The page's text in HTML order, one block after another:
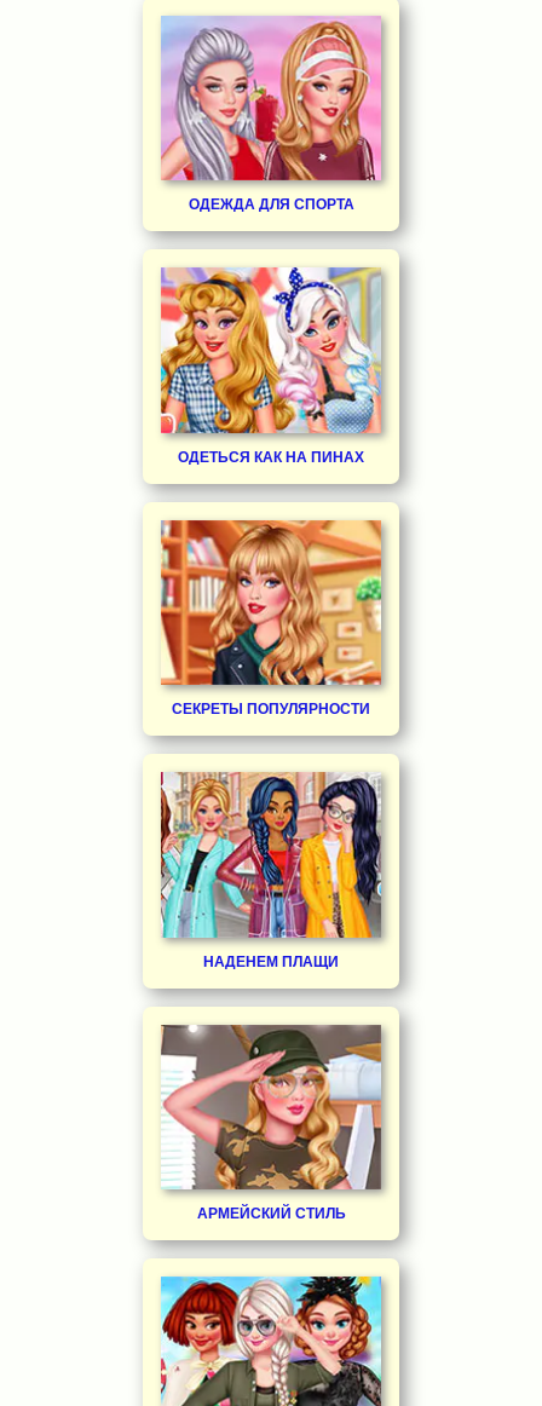
ОДЕЖДА ДЛЯ СПОРТА
ОДЕТЬСЯ КАК НА ПИНАХ
СЕКРЕТЫ ПОПУЛЯРНОСТИ
НАДЕНЕМ ПЛАЩИ
АРМЕЙСКИЙ СТИЛЬ